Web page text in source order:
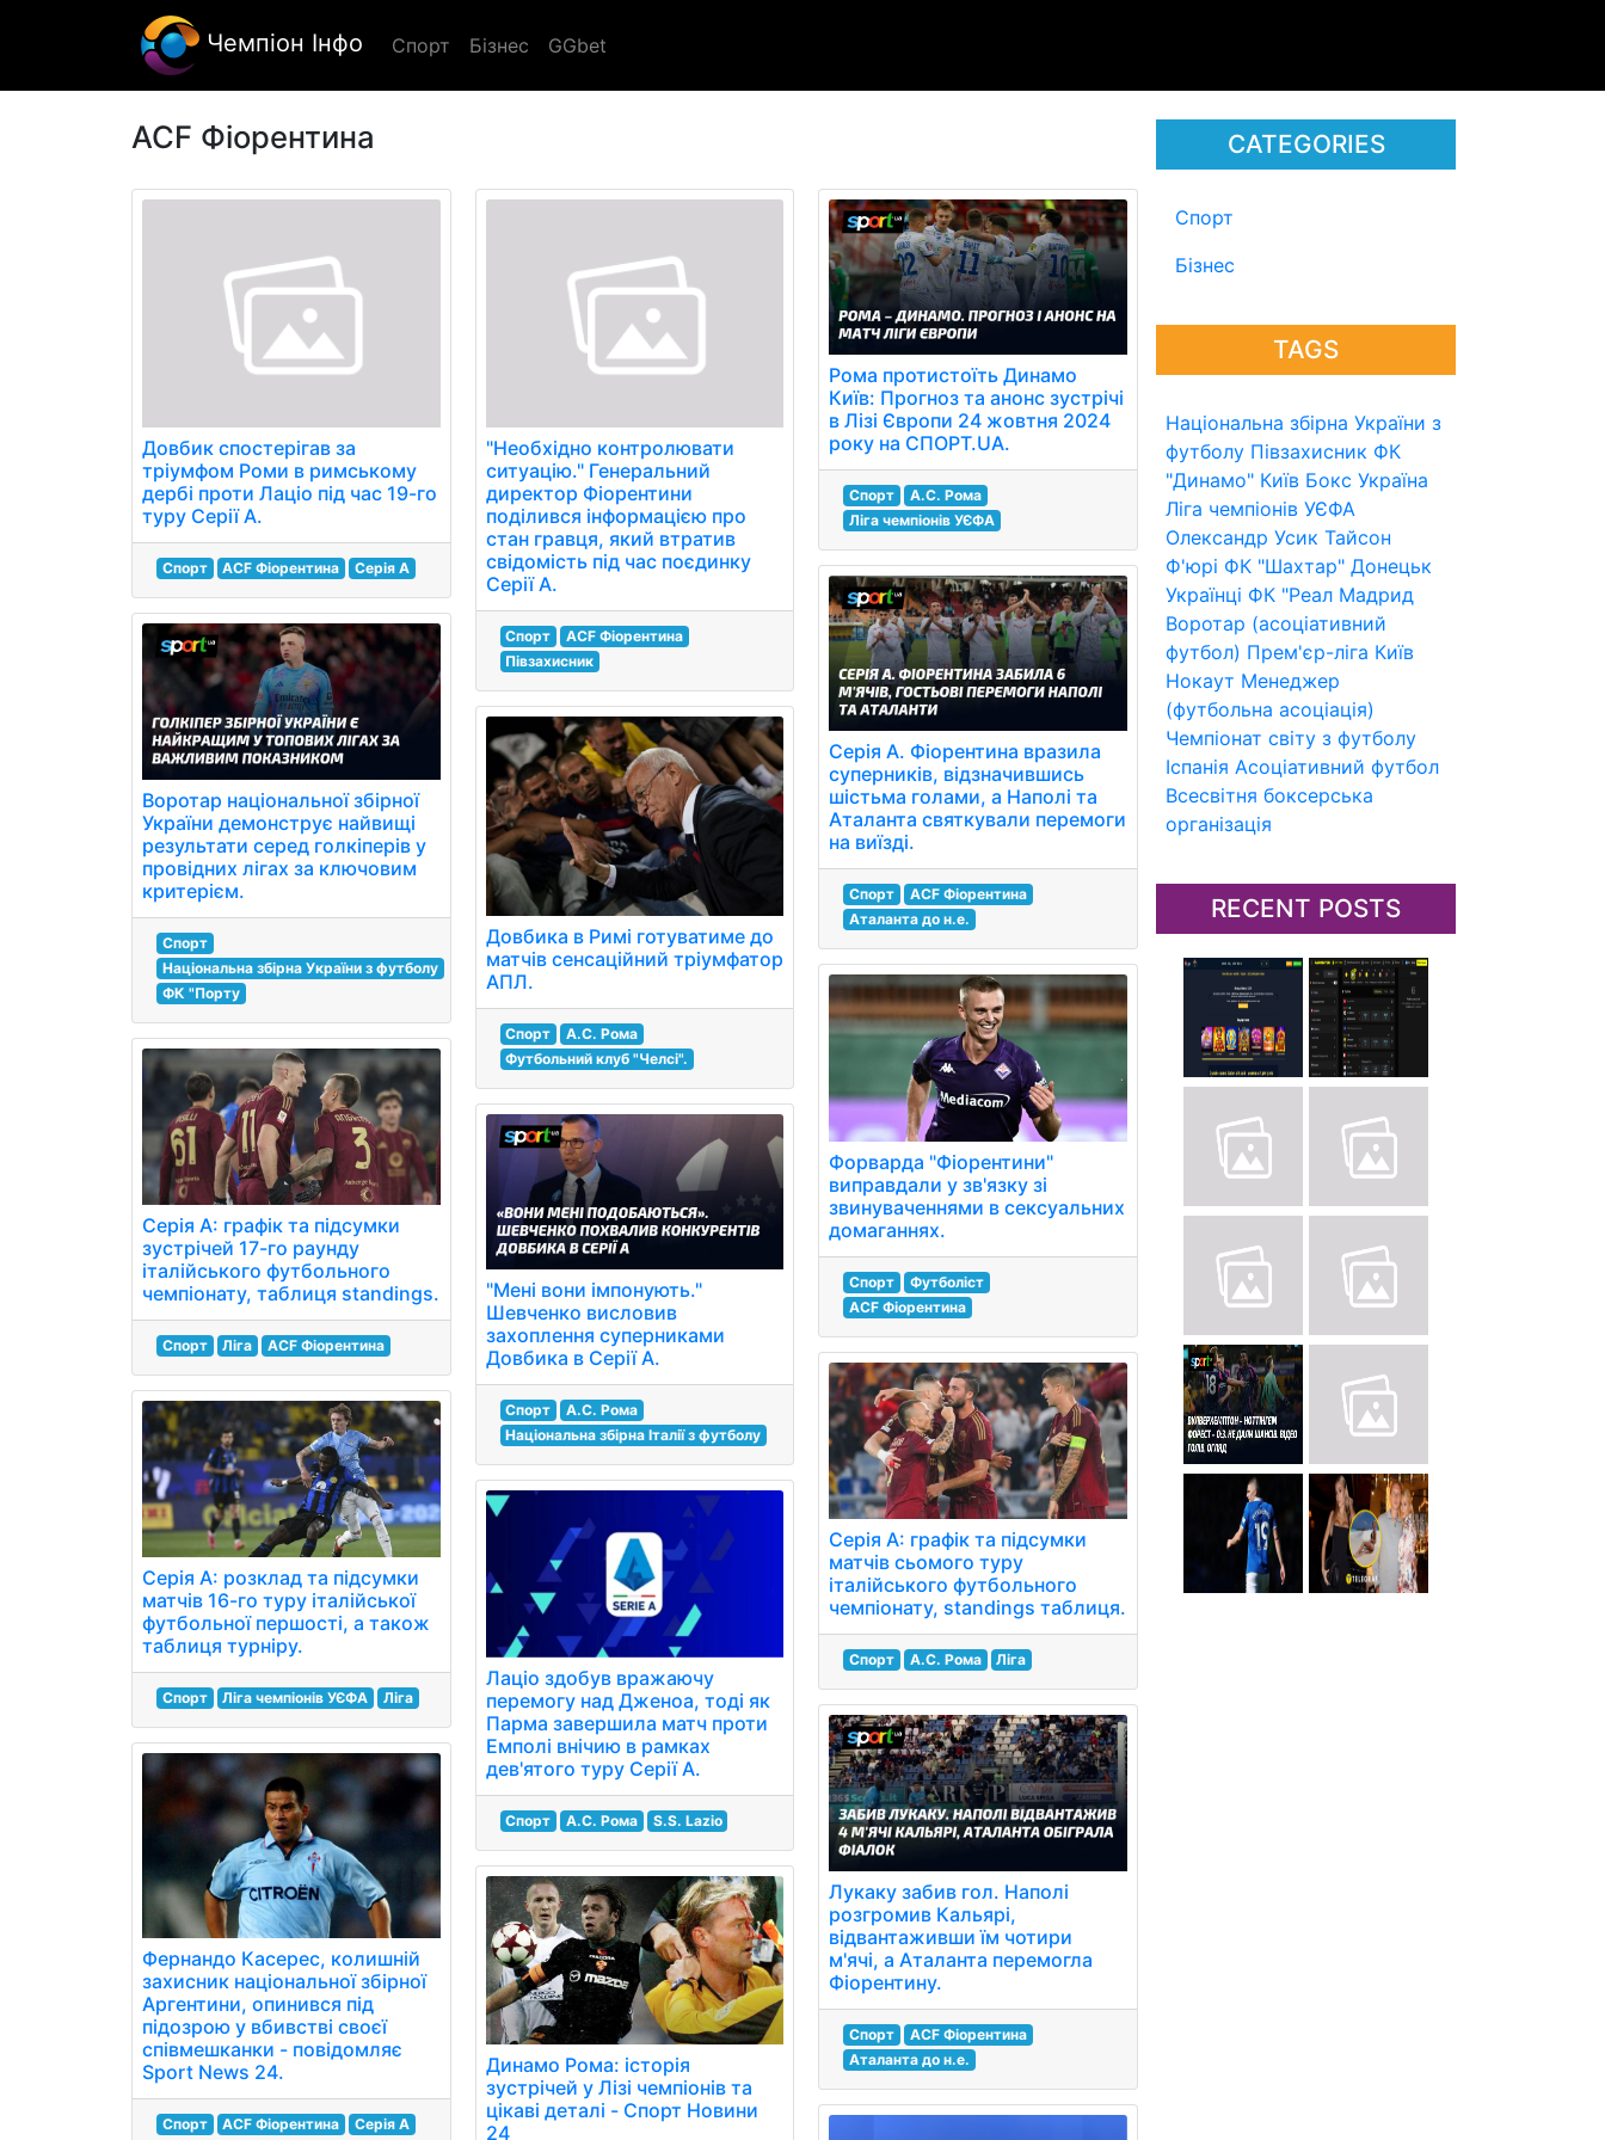
Чемпіон Інфо Спорт Бізнес GGbet
CATEGORIES
Спорт
Бізнес
TAGS
Національна збірна України з
футболу Півзахисник ФК
"Динамо" Київ Бокс Україна
Ліга чемпіонів УЄФА
Олександр Усик Тайсон
Ф'юрі ФК "Шахтар" Донецьк
Українці ФК "Реал Мадрид
Воротар (асоціативний
футбол) Прем'єр-ліга Київ
Нокаут Менеджер
(футбольна асоціація)
Чемпіонат світу з футболу
Іспанія Асоціативний футбол
Всесвітня боксерська
організація
RECENT POSTS
ACF Фіорентина
Довбик спостерігав за
тріумфом Роми в римському
дербі проти Лаціо під час 19-го
туру Серії А.
Спорт ACF Фіорентина Серія A
Воротар національної збірної
України демонструє найвищі
результати серед голкіперів у
провідних лігах за ключовим
критерієм.
Спорт
Національна збірна України з футболу
ФК "Порту
Серія А: графік та підсумки
зустрічей 17-го раунду
італійського футбольного
чемпіонату, таблиця standings.
Спорт Ліга ACF Фіорентина
Серія А: розклад та підсумки
матчів 16-го туру італійської
футбольної першості, а також
таблиця турніру.
Спорт Ліга чемпіонів УЄФА Ліга
Фернандо Касерес, колишній
захисник національної збірної
Аргентини, опинився під
підозрою у вбивстві своєї
співмешканки - повідомляє
Sport News 24.
Спорт ACF Фіорентина Серія A
"Необхідно контролювати
ситуацію." Генеральний
директор Фіорентини
поділився інформацією про
стан гравця, який втратив
свідомість під час поєдинку
Серії А.
Спорт
ACF Фіорентина
Півзахисник
Довбика в Римі готуватиме до
матчів сенсаційний тріумфатор
АПЛ.
Спорт
А.С. Рома
Футбольний клуб "Челсі".
"Мені вони імпонують."
Шевченко висловив
захоплення суперниками
Довбика в Серії А.
Спорт
А.С. Рома
Національна збірна Італії з футболу
Лаціо здобув вражаючу
перемогу над Дженоа, тоді як
Парма завершила матч проти
Емполі внічию в рамках
дев'ятого туру Серії А.
Спорт А.С. Рома S.S. Lazio
Динамо Рома: історія
зустрічей у Лізі чемпіонів та
цікаві деталі - Спорт Новини
24
Рома протистоїть Динамо
Київ: Прогноз та анонс зустрічі
в Лізі Європи 24 жовтня 2024
року на СПОРТ.UA.
Спорт
А.С. Рома
Ліга чемпіонів УЄФА
Серія A. Фіорентина вразила
суперників, відзначившись
шістьма голами, а Наполі та
Аталанта святкували перемоги
на виїзді.
Спорт
ACF Фіорентина
Аталанта до н.е.
Форварда "Фіорентини"
виправдали у зв'язку зі
звинуваченнями в сексуальних
домаганнях.
Спорт
Футболіст
ACF Фіорентина
Серія А: графік та підсумки
матчів сьомого туру
італійського футбольного
чемпіонату, standings таблиця.
Спорт А.С. Рома Ліга
Лукаку забив гол. Наполі
розгромив Кальярі,
відвантаживши їм чотири
м'ячі, а Аталанта перемогла
Фіорентину.
Спорт
ACF Фіорентина
Аталанта до н.е.